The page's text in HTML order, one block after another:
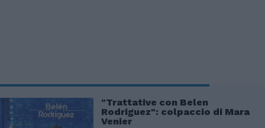
"Trattative con Belen
Rodriguez": colpaccio di Mara
Venier